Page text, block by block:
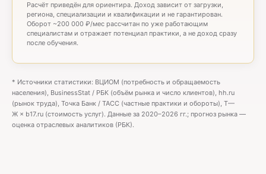
Расчёт приведён для ориентира. Доход зависит от загрузки,
региона, специализации и квалификации и не гарантирован.
Оборот ~200 000 ₽/мес рассчитан по уже работающим
специалистам и отражает потенциал практики, а не доход сразу
после обучения.
* Источники статистики: ВЦИОМ (потребность и обращаемость
населения), BusinessStat / РБК (объём рынка и число клиентов), hh.ru
(рынок труда), Точка Банк / ТАСС (частные практики и обороты), Т—
Ж × b17.ru (стоимость услуг). Данные за 2020–2026 гг.; прогноз рынка —
оценка отраслевых аналитиков (РБК).